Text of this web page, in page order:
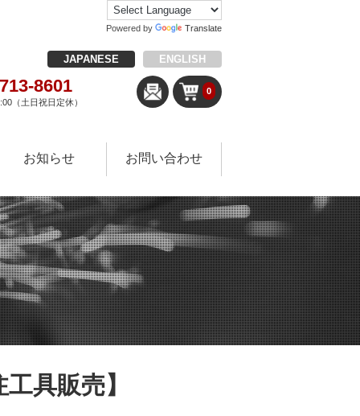
Powered by Translate
JAPANESE ENGLISH
8601
（土日祝日定休）
0
お知らせ お問い合わせ
具販売】